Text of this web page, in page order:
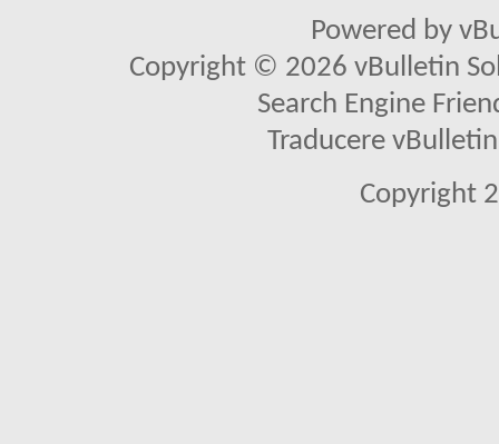
Powered by
Copyright © 2026 vBulletin
Search Engine
Traducere
Copyright